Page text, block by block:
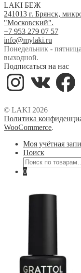
LAKI БЕЖ
241013 г. Брянск,
"Московский".
+7 953 279 07 57
info@mylaki.ru
Понедельник -
выходной.
Подписаться на нас
Instagram
Facebook
© LAKI 2026
Политика
WooCommerce.
Моя учётная
Поиск
Искать:
0